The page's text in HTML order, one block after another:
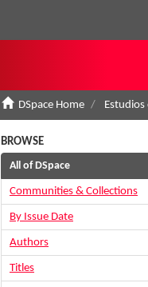
DSpace Home Estudios
BROWSE
All of DSpace
Communities & Collections
By Issue Date
Authors
Titles